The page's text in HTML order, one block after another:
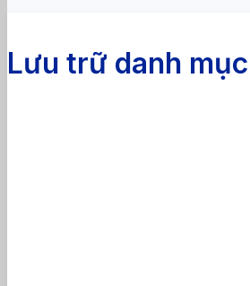
Lưu trữ danh